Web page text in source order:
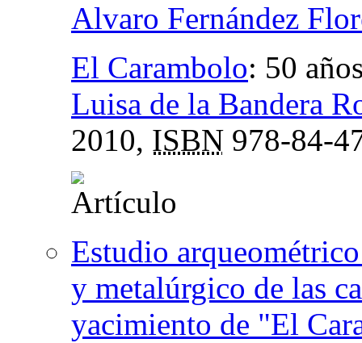
Alvaro Fernández
El Carambolo: 50
Luisa de la Bandera
2010, ISBN 978-84-
Estudio
y metalúrgico de las
yacimiento de "El